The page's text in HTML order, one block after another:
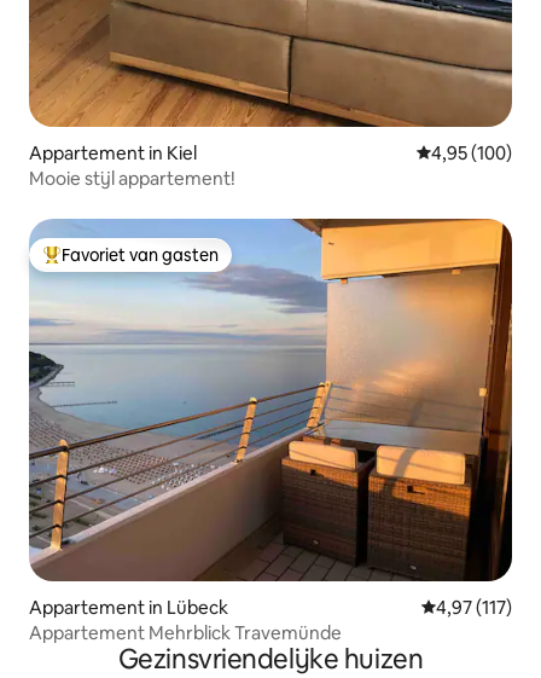
Appartement in Kiel Gemiddelde
4,95 (100)
Mooie stijl appartement!
Topfavoriet van gasten
Favoriet van gasten
Appartement in Lübeck Gemiddelde
4,97 (117)
Appartement Mehrblick Travemünde
Gezinsvriendelijke huizen